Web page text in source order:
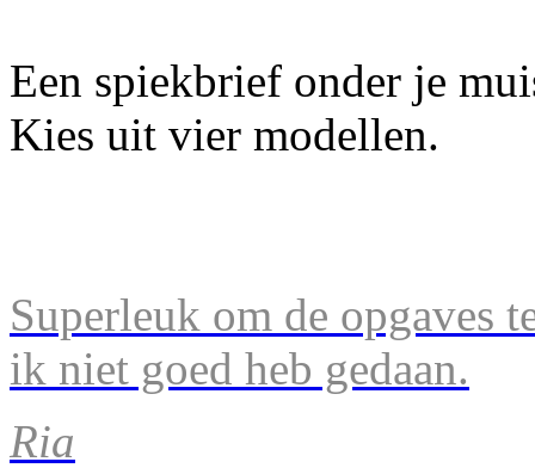
Een spiekbrief onder je
Kies uit vier modellen.
Superleuk om de opgaves
ik niet goed heb gedaan.
Ria